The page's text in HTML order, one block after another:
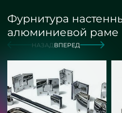
Фурнитура
алюминиевой раме
НАЗАД ВПЕРЕД